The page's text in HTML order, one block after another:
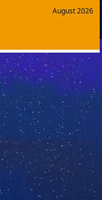
August 2026